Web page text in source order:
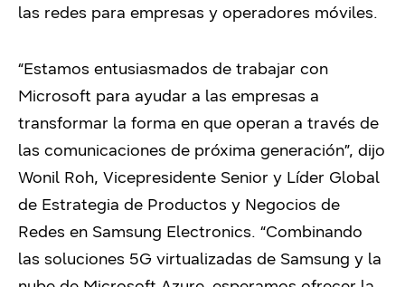
las redes para empresas y operadores móviles.
“Estamos entusiasmados de trabajar con
Microsoft para ayudar a las empresas a
transformar la forma en que operan a través de
las comunicaciones de próxima generación”, dijo
Wonil Roh, Vicepresidente Senior y Líder Global
de Estrategia de Productos y Negocios de
Redes en Samsung Electronics. “Combinando
las soluciones 5G virtualizadas de Samsung y la